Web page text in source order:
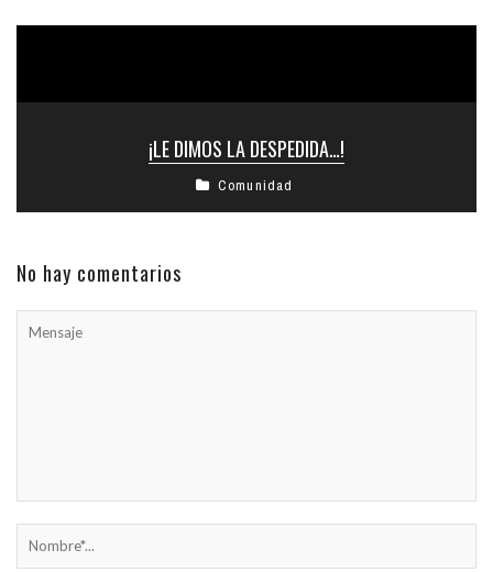
¡LE DIMOS LA DESPEDIDA…!
Comunidad
No hay comentarios